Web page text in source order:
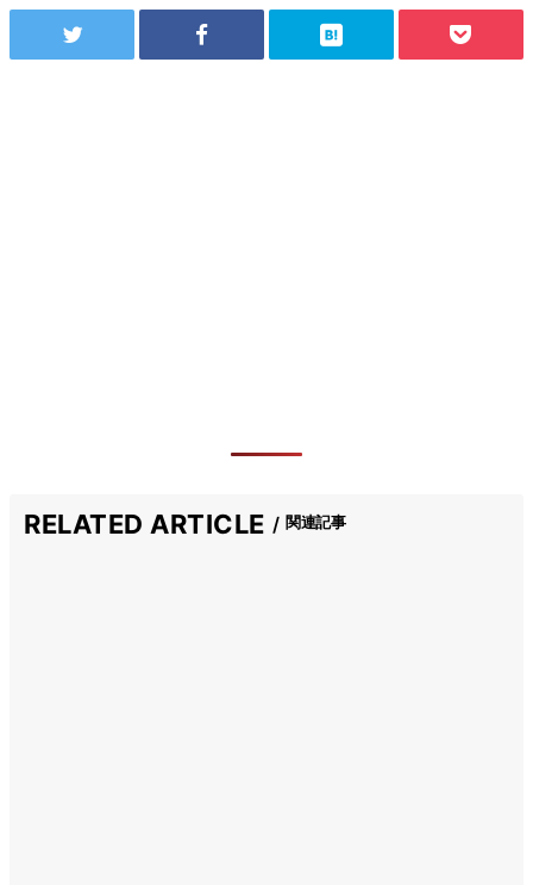
RELATED ARTICLE 関連記事